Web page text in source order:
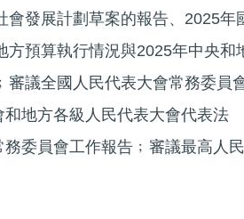
發展計劃草案的報告、2025年
方預算執行情況與2025年中央和
審議全國人民代表大會常務委員
地方各級人民代表大會代表法
務委員會工作報告﹔審議最高人民